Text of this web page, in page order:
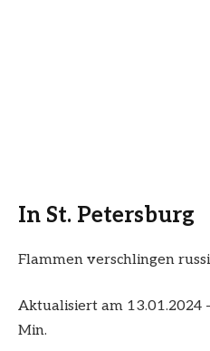
In St. Petersburg
Flammen verschlingen
Aktualisiert am 13.01.2024
Min.